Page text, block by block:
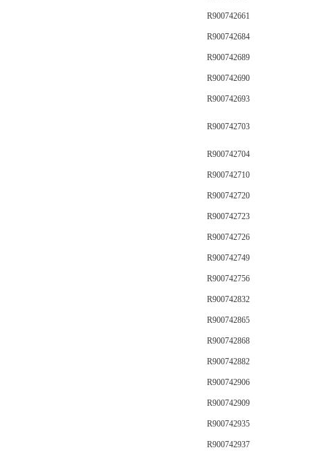
R900742661
R900742684
R900742689
R900742690
R900742693
R900742703
R900742704
R900742710
R900742720
R900742723
R900742726
R900742749
R900742756
R900742832
R900742865
R900742868
R900742882
R900742906
R900742909
R900742935
R900742937